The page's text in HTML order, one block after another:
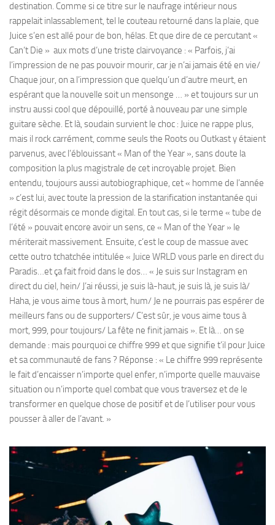
destination. Comme si ce titre sur le naufrage intérieur nous
rappelait inlassablement, tel le couteau retourné dans la plaie, que
Juice s’en est allé pour de bon, hélas. Et que dire de ce percutant «
Can’t Die » aux mots d’une triste clairvoyance : « Parfois, j’ai
l’impression de ne pas pouvoir mourir, car je n’ai jamais été en vie/
Chaque jour, on a l’impression que quelqu’un d’autre meurt, en
espérant que la nouvelle soit un mensonge … » et toujours sur un
instru aussi cool que dépouillé, porté à nouveau par une simple
guitare sèche. Et là, soudain survient le choc : Juice ne rappe plus,
mais il rock carrément, comme seuls the Roots ou Outkast y étaient
parvenus, avec l’éblouissant « Man of the Year », sans doute la
composition la plus magistrale de cet incroyable projet. Bien
entendu, toujours aussi autobiographique, cet « homme de l’année
» c’est lui, avec toute la pression de la starification instantanée qui
régit désormais ce monde digital. En tout cas, si le terme « tube de
l’été » pouvait encore avoir un sens, ce « Man of the Year » le
mériterait massivement. Ensuite, c’est le coup de massue avec
cette outro tchatchée intitulée « Juice WRLD vous parle en direct du
Paradis…et ça fait froid dans le dos… « Je suis sur Instagram en
direct du ciel, hein/ J’ai réussi, je suis là-haut, je suis là, je suis là/
Haha, je vous aime tous à mort, hum/ Je ne pourrais pas espérer de
meilleurs fans ou de supporters/ C’est sûr, je vous aime tous à
mort, 999, pour toujours/ La fête ne finit jamais ». Et là… on se
demande : mais pourquoi ce chiffre 999 et que signifie t’il pour Juice
et sa communauté de fans ? Réponse : « Le chiffre 999 représente
le fait d’encaisser n’importe quel enfer, n’importe quelle mauvaise
situation ou n’importe quel combat que vous traversez et de le
transformer en quelque chose de positif et de l’utiliser pour vous
pousser à aller de l’avant. »